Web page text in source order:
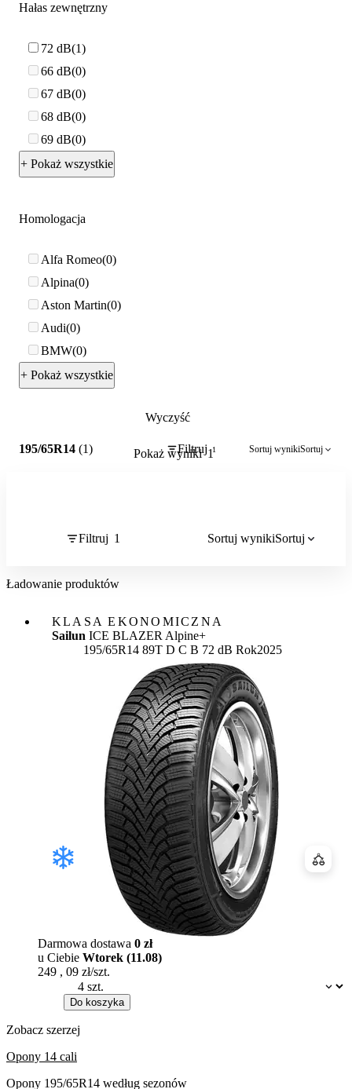
Hałas zewnętrzny
72 dB 1
66 dB 0
67 dB 0
68 dB 0
69 dB 0
+ Pokaż wszystkie
Homologacja
Alfa Romeo 0
Alpina 0
Aston Martin 0
Audi 0
BMW 0
+ Pokaż wszystkie
Wyczyść
Pokaż wyniki 1
195/65R14 (1) Filtruj 1 Sortuj wynikiSortuj
Filtruj 1 Sortuj wynikiSortuj
Ładowanie produktów
KLASA EKONOMICZNA
Sailun ICE BLAZER Alpine+
195/65R14 89T Etykieta:
D C B 72 dB Rok2025
Dostępność:
Darmowa dostawa 0 zł
u Ciebie Wtorek (11.08)
249 , 09 zł/szt.
Do koszyka
Zobacz szerzej
Opony 14 cali
Opony 195/65R14 według sezonów